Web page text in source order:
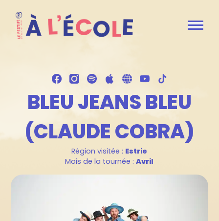
BLEU JEANS BLEU
(CLAUDE COBRA)
Région visitée : Estrie
Mois de la tournée :Avril